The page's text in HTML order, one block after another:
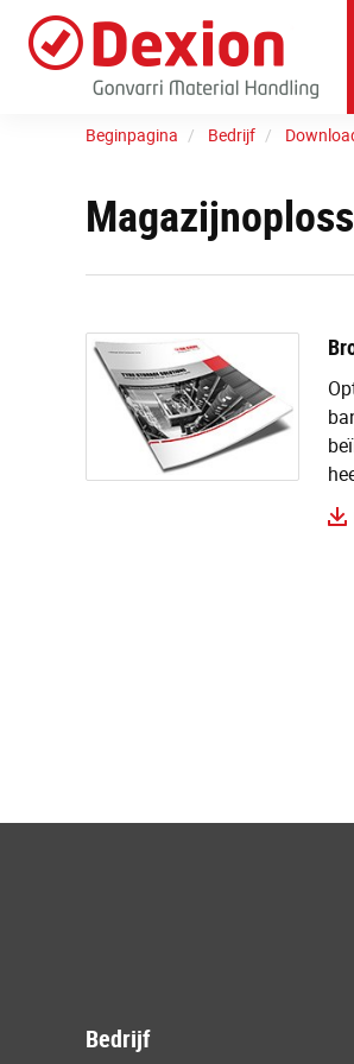
main
Beginpagina Bedrijf
Bedrijf